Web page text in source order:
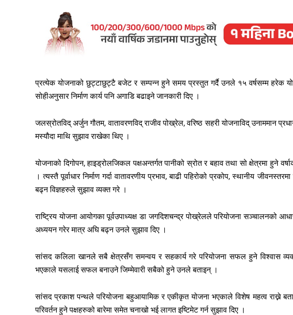
प्रत्येक योजनाको छुट्टाछुट्टै बजेट र सम्पन्न हुने समय प्रस्तुत गर्दै उनले १५ वर्षसम्म हरेक
सोहीअनुसार निर्माण कार्य पनि अगाडि बढाइने जानकारी दिए ।
जलस्रोतविद् अर्जुन गौतम, वातावरणविद् राजीव पोख्रेल, वरिष्ठ सहरी योजनाविद् उनाममान
मस्यौदा माथि सुझाव राखेका थिए ।
योजनाको दिगोपन, हाइड्रोलजिकल पक्षअन्तर्गत पानीको स्रोत र बहाव तथा सो क्षेत्रमा हुने
। त्यस्तै पूर्वाधार निर्माण गर्दा वातावरणीय प्रभाव, बाढी पहिरोको प्रकोप, स्थानीय
बढ्न विज्ञहरुले सुझाव व्यक्त गरे ।
राष्ट्रिय योजना आयोगका पूर्वउपाध्यक्ष डा जगदिशचन्द्र पोख्रेलले परियोजना सञ्चालनको
अध्ययन गरेर मात्र अघि बढ्न उनले सुझाव दिए ।
सांसद कलिला खानले सबै क्षेत्रसँग समन्वय र सहकार्य गरे परियोजना सफल हुने विश्वास
भएकाले यसलाई सफल बनाउने जिम्मेवारी सबैको हुने उनले बताइन् ।
सांसद प्रकाश पन्थले परियोजना बहुआयामिक र एकीकृत योजना भएकाले विशेष महत्व राख्ने
परिवर्तन हुने पक्षहरुको बारेमा समेत चनाखो भई लागत इष्टिमेट गर्न सुझाव दिए ।